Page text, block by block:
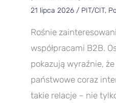
21 lipca 2026 / PIT/CIT,
Rośnie
współpracami B2B.
pokazują wyraźnie,
państwowe coraz
takie relacje – nie